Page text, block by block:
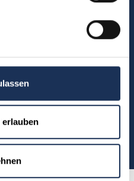
Kontakt mit